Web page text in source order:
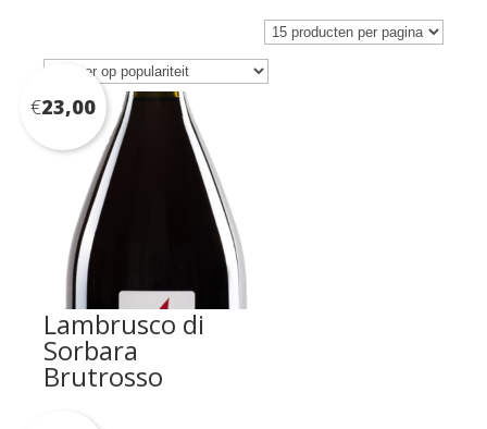
populariteit
Lambrusco di
Sorbara
Brutrosso
€23,00